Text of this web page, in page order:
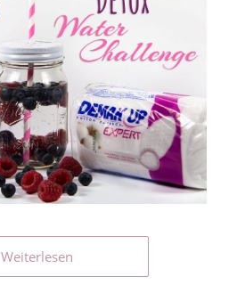
Weiterlesen